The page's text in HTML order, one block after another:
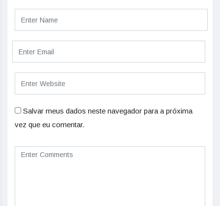
Salvar meus dados neste navegador para a próxima
vez que eu comentar.